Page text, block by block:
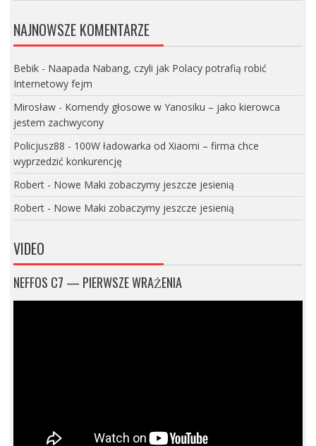
NAJNOWSZE KOMENTARZE
Bebik- Naapada Nabang, czyli jak Polacy potrafią robić
Internetowy fejm
Mirosław- Komendy głosowe w Yanosiku – jako kierowca
jestem zachwycony
Policjusz88 - 100W ładowarka od Xiaomi – firma chce
wyprzedzić konkurencję
Robert- Nowe Maki zobaczymy jeszcze jesienią
Robert- Nowe Maki zobaczymy jeszcze jesienią
VIDEO
NEFFOS C7 — PIERWSZE WRAŻENIA